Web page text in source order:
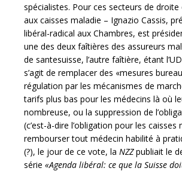
spécialistes. Pour ces secteurs de
aux caisses maladie – Ignazio Cassis,
libéral-radical aux Chambres, est
une des deux faîtières des assureurs
de santesuisse, l’autre faîtière, étant
s’agit de remplacer des «mesures
régulation par les mécanismes de
tarifs plus bas pour les médecins là où
nombreuse, ou la suppression de
(c’est-à-dire l’obligation pour les caisses
rembourser tout médecin habilité à
(?), le jour de ce vote, la NZZpubliait le
série «Agenda libéral: ce que la Suisse